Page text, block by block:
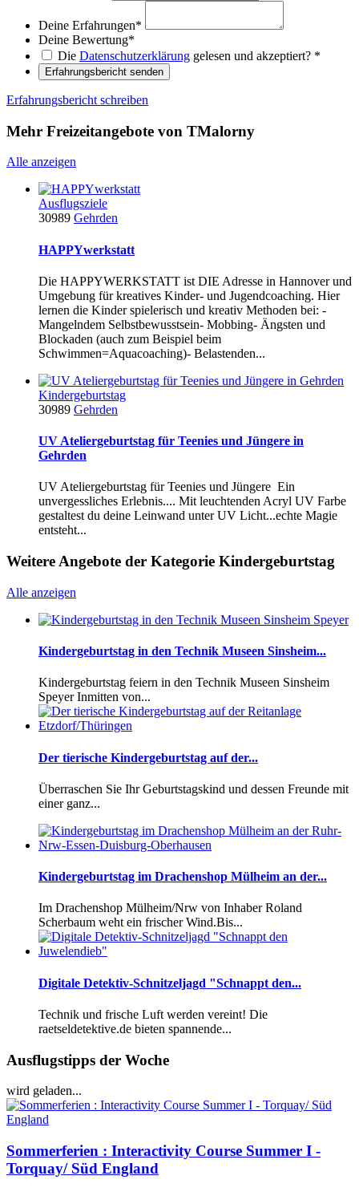
Deine Erfahrungen*
Deine Bewertung*
Die Datenschutzerklärung gelesen und akzeptiert? *
Erfahrungsbericht senden
Erfahrungsbericht schreiben
Mehr Freizeitangebote von TMalorny
Alle anzeigen
Ausflugsziele
30989 Gehrden
HAPPYwerkstatt
Die HAPPYWERKSTATT ist DIE Adresse in Hannover und
Umgebung für kreatives Kinder- und Jugendcoaching. Hier
lernen die Kinder spielerisch und kreativ Methoden bei: -
Mangelndem Selbstbewusstsein- Mobbing- Ängsten und
Blockaden (auch zum Beispiel beim
Schwimmen=Aquacoaching)- Belastenden...
Kindergeburtstag
30989 Gehrden
UV Ateliergeburtstag für Teenies und Jüngere in
Gehrden
UV Ateliergeburtstag für Teenies und Jüngere Ein
unvergessliches Erlebnis.... Mit leuchtenden Acryl UV Farbe
gestaltest du deine Leinwand unter UV Licht...echte Magie
entsteht...
Weitere Angebote der Kategorie Kindergeburtstag
Alle anzeigen
Kindergeburtstag in den Technik Museen Sinsheim...
Kindergeburtstag feiern in den Technik Museen Sinsheim
Speyer Inmitten von...
Der tierische Kindergeburtstag auf der...
Überraschen Sie Ihr Geburtstagskind und dessen Freunde mit
einer ganz...
Kindergeburtstag im Drachenshop Mülheim an der...
Im Drachenshop Mülheim/Nrw von Inhaber Roland
Scherbaum weht ein frischer Wind.Bis...
Digitale Detektiv-Schnitzeljagd "Schnappt den...
Technik und frische Luft werden vereint! Die
raetseldetektive.de bieten spannende...
Ausflugstipps der Woche
wird geladen...
Sommerferien : Interactivity Course Summer I -
Torquay/ Süd England